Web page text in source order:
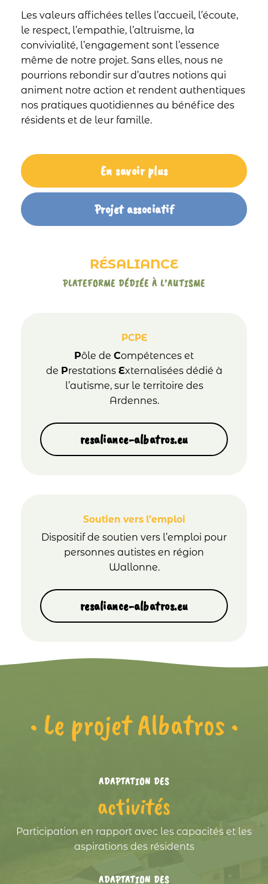
Les valeurs affichées telles l’accueil, l’écoute,
le respect, l’empathie, l’altruisme, la
convivialité, l’engagement sont l’essence
même de notre projet. Sans elles, nous ne
pourrions rebondir sur d’autres notions qui
animent notre action et rendent authentiques
nos pratiques quotidiennes au bénéfice des
résidents et de leur famille.
En savoir plus
Projet associatif
RÉSALIANCE
PLATEFORME DÉDIÉE À L’AUTISME
PCPE
Pôle de Compétences et
de Prestations Externalisées dédié à
l’autisme, sur le territoire des
Ardennes.
resaliance-albatros.eu
Soutien vers l’emploi
Dispositif de soutien vers l’emploi pour
personnes autistes en région
Wallonne.
resaliance-albatros.eu
• Le projet Albatros •
ADAPTATION DES
activités
Participation en rapport avec les capacités et les
aspirations des résidents
ADAPTATION DES